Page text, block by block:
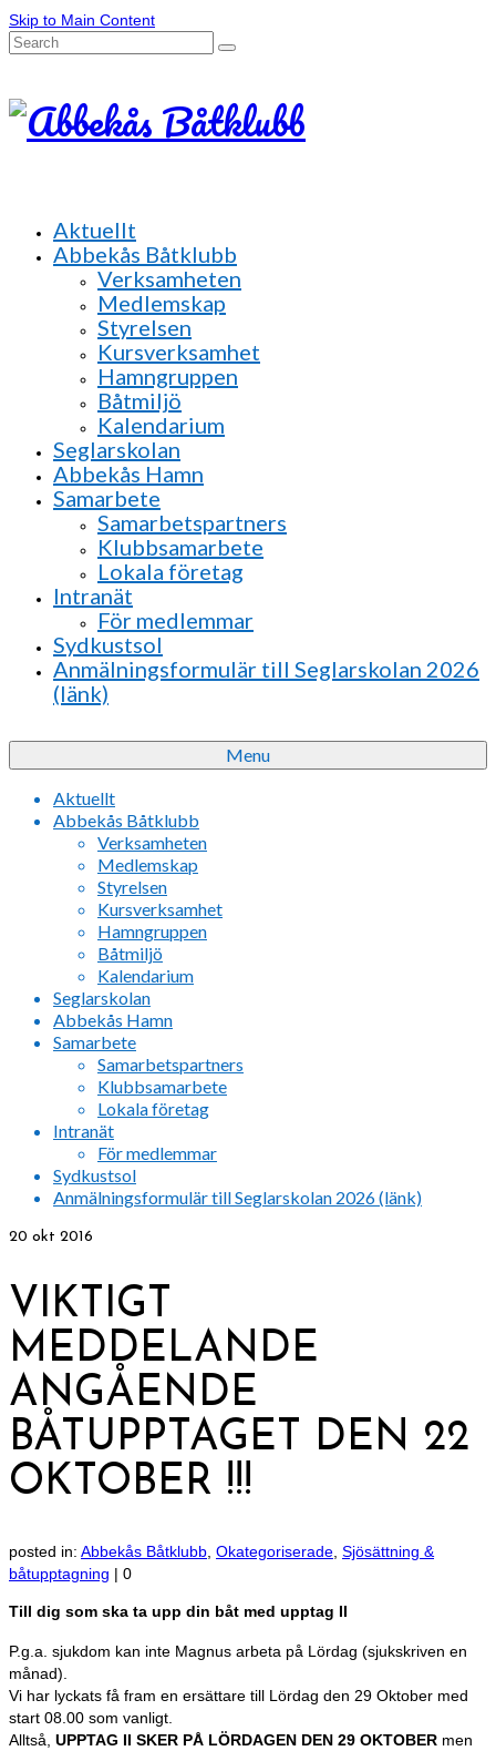
Skip to Main Content
Search
Aktuellt
Abbekås Båtklubb
Verksamheten
Medlemskap
Styrelsen
Kursverksamhet
Hamngruppen
Båtmiljö
Kalendarium
Seglarskolan
Abbekås Hamn
Samarbete
Samarbetspartners
Klubbsamarbete
Lokala företag
Intranät
För medlemmar
Sydkustsol
Anmälningsformulär till Seglarskolan 2026
(länk)
Menu
Aktuellt
Abbekås Båtklubb
Verksamheten
Medlemskap
Styrelsen
Kursverksamhet
Hamngruppen
Båtmiljö
Kalendarium
Seglarskolan
Abbekås Hamn
Samarbete
Samarbetspartners
Klubbsamarbete
Lokala företag
Intranät
För medlemmar
Sydkustsol
Anmälningsformulär till Seglarskolan 2026 (länk)
20 okt 2016
VIKTIGT
MEDDELANDE
ANGÅENDE
BÅTUPPTAGET DEN 22
OKTOBER !!!
posted in: Abbekås Båtklubb Okategoriserade Sjösättning &
båtupptagning | 0
Till dig som ska ta upp din båt med upptag II
P.g.a. sjukdom kan inte Magnus arbeta på Lördag (sjukskriven en
månad).
Vi har lyckats få fram en ersättare till Lördag den 29 Oktober med
start 08.00 som vanligt.
Alltså, UPPTAG II SKER PÅ LÖRDAGEN DEN 29 OKTOBER men